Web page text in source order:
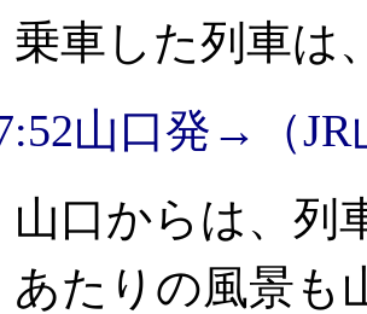
車した列車は
山口発→（
口からは、列
たりの風景も